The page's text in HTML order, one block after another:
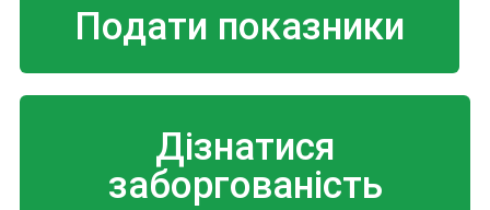
Подати показники
Дізнатися
заборгованість